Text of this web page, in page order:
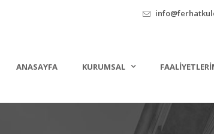
ANASAYFA KURUMSAL